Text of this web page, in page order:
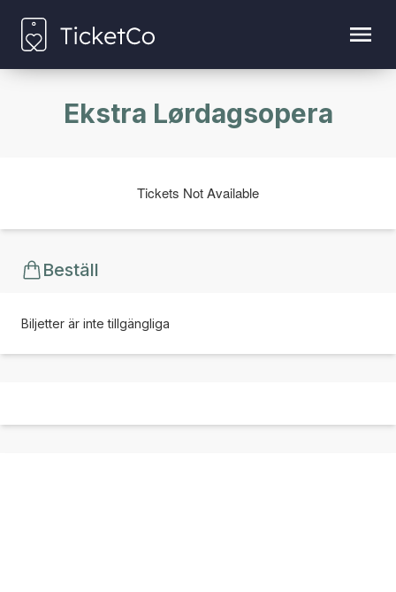
Ekstra Lørdagsopera
Tickets Not Available
Beställ
Biljetter är inte tillgängliga